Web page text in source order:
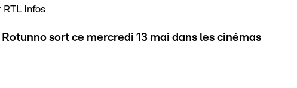
Infos
sort ce mercredi 13 mai dans les cinémas